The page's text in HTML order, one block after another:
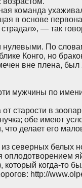
команда
в основе
— так
нулевыми. По
Конго, но
вне плена, был
мужчины по
старости в
обе имеют
делает его
северных белых
когда-то
http://